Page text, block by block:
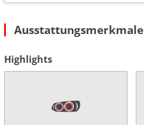
Ausstattungsmerkmale
Highlights